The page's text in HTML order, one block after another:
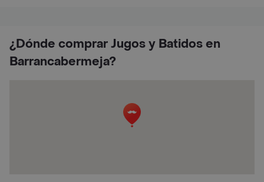
¿Dónde comprar Jugos y Batidos en
Barrancabermeja?